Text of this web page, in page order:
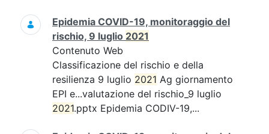
Epidemia COVID-19, monitoraggio del
rischio, 9 luglio 2021
Contenuto Web
Classificazione del rischio e della
resilienza 9 luglio 2021 Ag giornamento
EPI e...valutazione del rischio_9 luglio
2021.pptx Epidemia CODIV-19,...